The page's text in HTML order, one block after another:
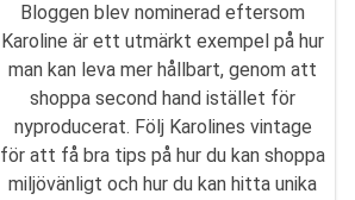
Bloggen blev nominerad eftersom
Karoline är ett utmärkt exempel på hur
man kan leva mer hållbart, genom att
shoppa second hand istället för
nyproducerat. Följ Karolines vintage
för att få bra tips på hur du kan shoppa
miljövänligt och hur du kan hitta unika